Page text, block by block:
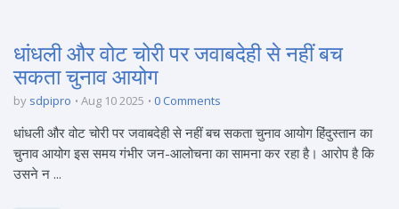
धांधली और वोट चोरी पर जवाबदेही से नहीं बच
सकता चुनाव आयोग
by sdpipro Aug 10 2025 0 Comments
धांधली और वोट चोरी पर जवाबदेही से नहीं बच सकता चुनाव आयोग हिंदुस्तान का
चुनाव आयोग इस समय गंभीर जन-आलोचना का सामना कर रहा है। आरोप है कि
उसने न ...